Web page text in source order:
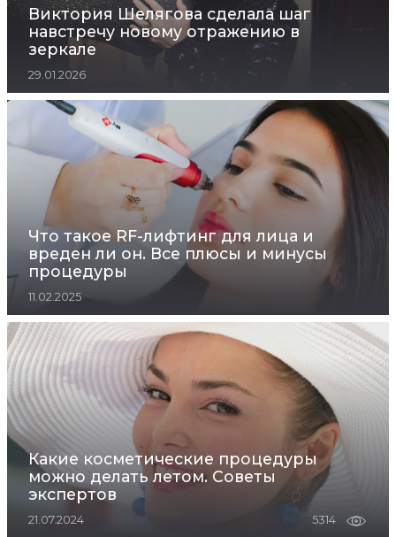
Виктория Шелягова сделала шаг
навстречу новому отражению в
зеркале
29.01.2026
Что такое RF-лифтинг для лица и
вреден ли он. Все плюсы и минусы
процедуры
11.02.2025
Какие косметические процедуры
можно делать летом. Советы
экспертов
21.07.2024 5314